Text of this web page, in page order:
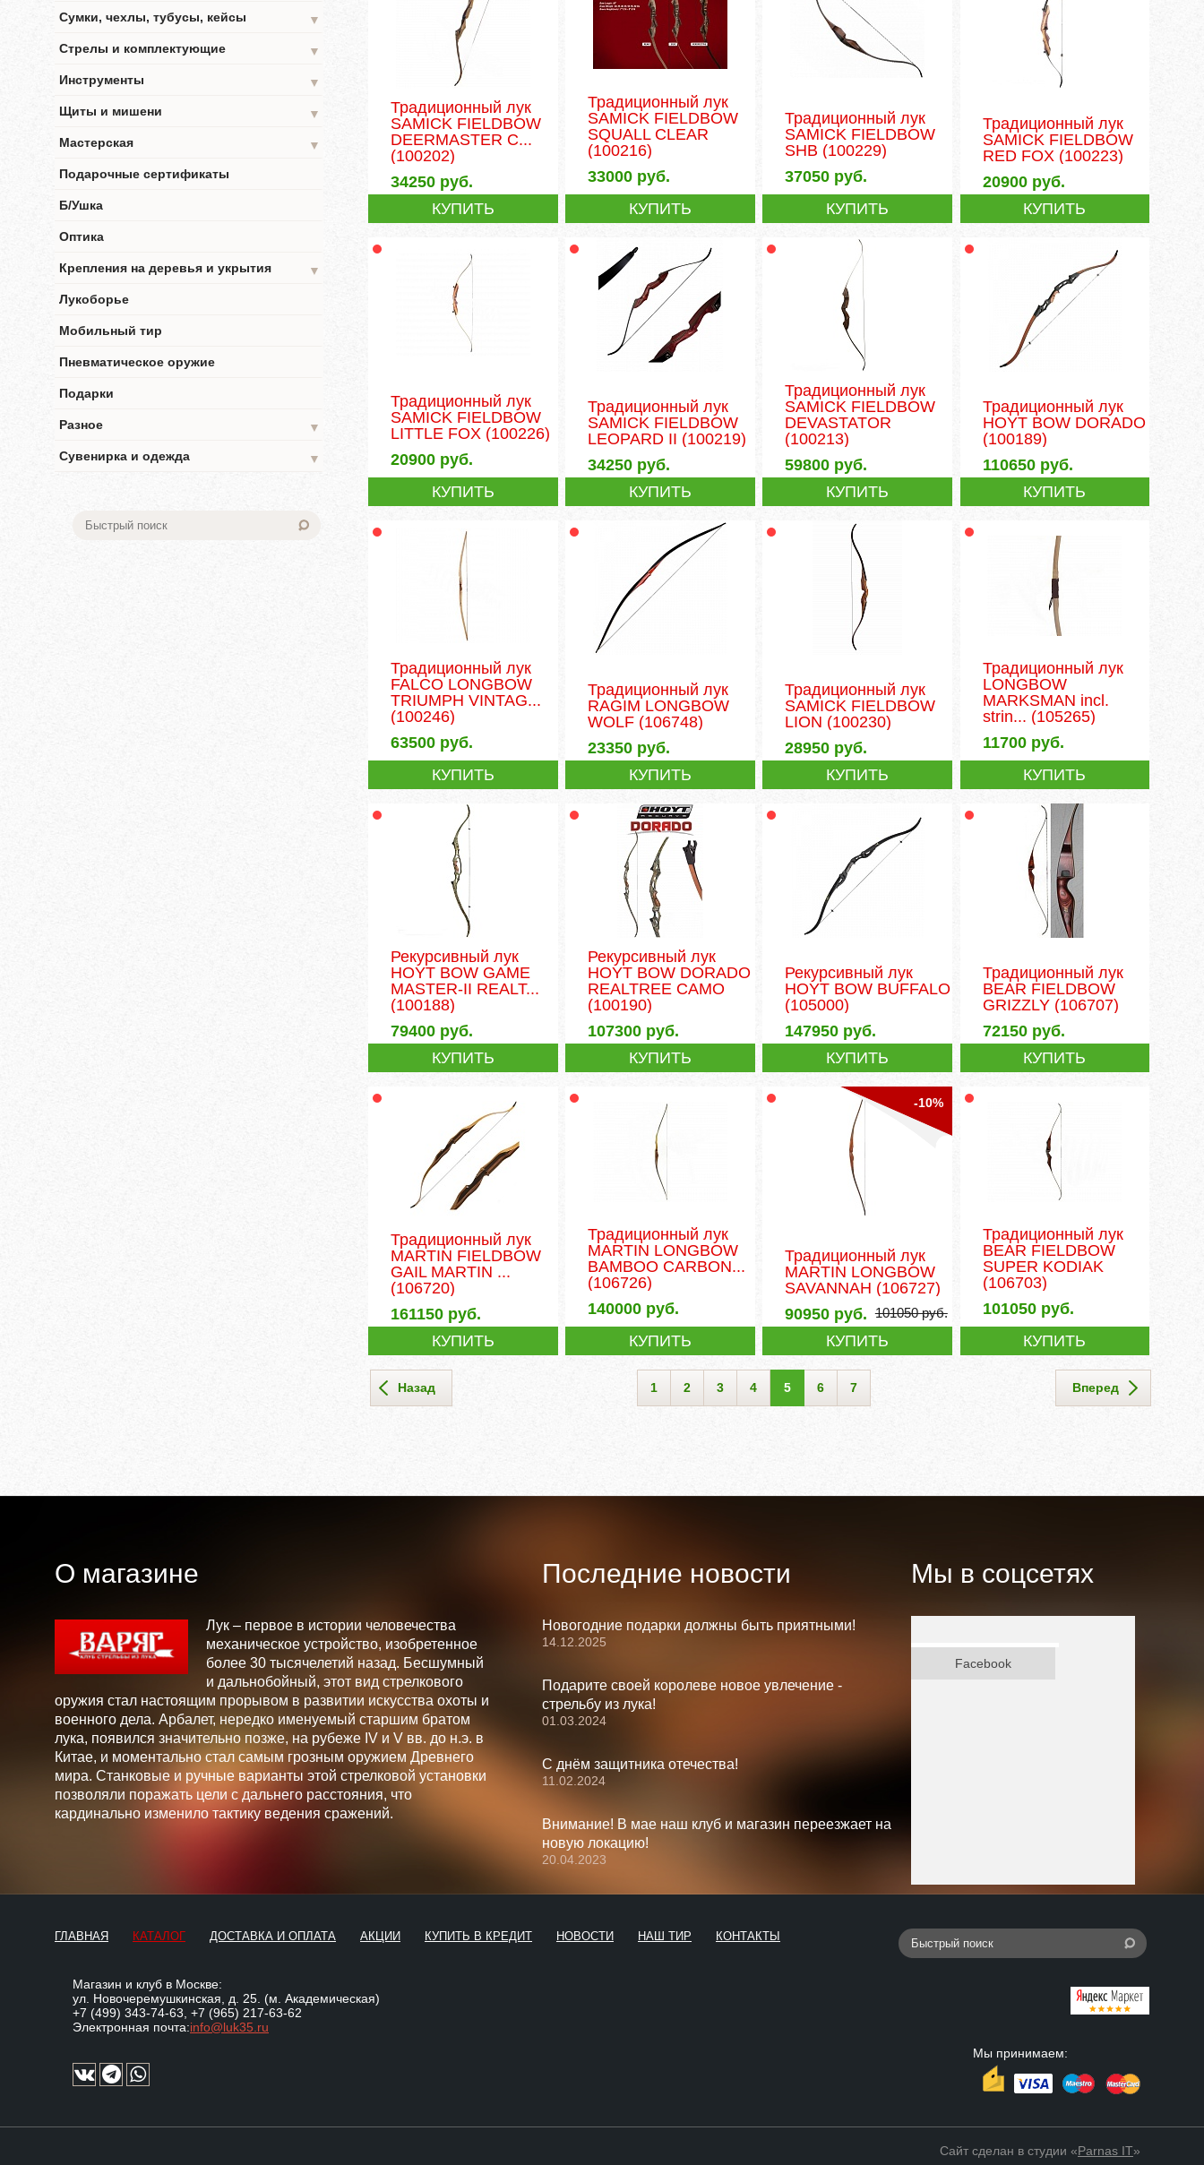
Сумки, чехлы, тубусы, кейсы
▼
Стрелы и комплектующие
▼
Инструменты
▼
Щиты и мишени
▼
Мастерская
▼
Подарочные сертификаты
Б/Ушка
Оптика
Крепления на деревья и укрытия
▼
Лукоборье
Мобильный тир
Пневматическое оружие
Подарки
Разное
▼
Сувенирка и одежда
▼
Традиционный лук
SAMICK FIELDBOW
DEERMASTER C...
(100202)
34250 руб.
КУПИТЬ
Традиционный лук
SAMICK FIELDBOW
SQUALL CLEAR
(100216)
33000 руб.
КУПИТЬ
Традиционный лук
SAMICK FIELDBOW
SHB (100229)
37050 руб.
КУПИТЬ
Традиционный лук
SAMICK FIELDBOW
RED FOX (100223)
20900руб.
КУПИТЬ
Традиционный лук
SAMICK FIELDBOW
LITTLE FOX (100226)
20900 руб.
КУПИТЬ
Традиционный лук
SAMICK FIELDBOW
LEOPARD II (100219)
34250 руб.
КУПИТЬ
Традиционный лук
SAMICK FIELDBOW
DEVASTATOR
(100213)
59800 руб.
КУПИТЬ
Традиционный лук
HOYT BOW DORADO
(100189)
110650руб.
КУПИТЬ
Традиционный лук
FALCO LONGBOW
TRIUMPH VINTAG...
(100246)
63500 руб.
КУПИТЬ
Традиционный лук
RAGIM LONGBOW
WOLF (106748)
23350 руб.
КУПИТЬ
Традиционный лук
SAMICK FIELDBOW
LION (100230)
28950 руб.
КУПИТЬ
Традиционный лук
LONGBOW
MARKSMAN incl.
strin... (105265)
11700руб.
КУПИТЬ
Рекурсивный лук
HOYT BOW GAME
MASTER-II REALT...
(100188)
79400 руб.
КУПИТЬ
Рекурсивный лук
HOYT BOW DORADO
REALTREE CAMO
(100190)
107300 руб.
КУПИТЬ
Рекурсивный лук
HOYT BOW BUFFALO
(105000)
147950 руб.
КУПИТЬ
Традиционный лук
BEAR FIELDBOW
GRIZZLY(106707)
72150руб.
КУПИТЬ
Традиционный лук
MARTIN FIELDBOW
GAIL MARTIN ...
(106720)
161150 руб.
КУПИТЬ
Традиционный лук
MARTIN LONGBOW
BAMBOO CARBON...
(106726)
140000 руб.
КУПИТЬ
-10%
Традиционный лук
MARTIN LONGBOW
SAVANNAH (106727)
90950 руб. 101050руб.
КУПИТЬ
Традиционный лук
BEAR FIELDBOW
SUPER KODIAK
(106703)
101050руб.
КУПИТЬ
Назад 1 2 3 4 5 6 7 Вперед
О магазине
Лук – первое в истории человечества
механическое устройство, изобретенное
более 30 тысячелетий назад. Бесшумный
и дальнобойный, этот вид стрелкового
оружия стал настоящим прорывом в развитии искусства охоты и
военного дела. Арбалет, нередко именуемый старшим братом
лука, появился значительно позже, на рубеже IV и V вв. до н.э. в
Китае, и моментально стал самым грозным оружием Древнего
мира. Станковые и ручные варианты этой стрелковой установки
позволяли поражать цели с дальнего расстояния, что
кардинально изменило тактику ведения сражений.
Последние новости
Новогодние подарки должны быть приятными!
14.12.2025
Подарите своей королеве новое увлечение -
стрельбу из лука!
01.03.2024
С днём защитника отечества!
11.02.2024
Внимание! В мае наш клуб и магазин переезжает на
новую локацию!
20.04.2023
Мы в соцсетях
Facebook
ГЛАВНАЯ КАТАЛОГ ДОСТАВКА И ОПЛАТА АКЦИИ КУПИТЬ В КРЕДИТ НОВОСТИ НАШ ТИР КОНТАКТЫ
Мы принимаем:
Магазин и клуб в Москве:
ул. Новочеремушкинская, д. 25. (м. Академическая)
+7 (499) 343-74-63 +7 (965) 217-63-62
Электронная почта:info@luk35.ru
Сайт сделан в студии «Parnas IT»